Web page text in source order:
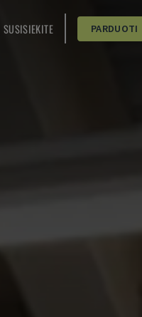
SUSISIEKITE PARDUOTI